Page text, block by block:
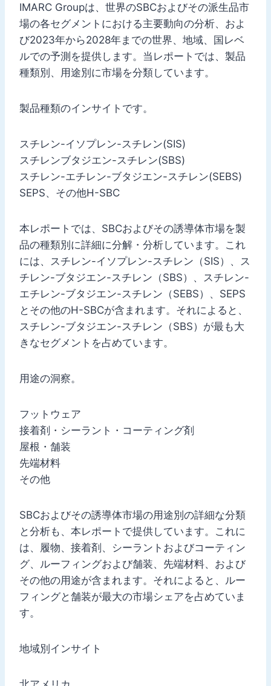
IMARC Groupは、世界のSBCおよびその派生品市
場の各セグメントにおける主要動向の分析、およ
び2023年から2028年までの世界、地域、国レベ
ルでの予測を提供します。当レポートでは、製品
種類別、用途別に市場を分類しています。
製品種類のインサイトです。
スチレン-イソプレン-スチレン(SIS)
スチレンブタジエン-スチレン(SBS)
スチレン-エチレン-ブタジエン-スチレン(SEBS)
SEPS、その他H-SBC
本レポートでは、SBCおよびその誘導体市場を製
品の種類別に詳細に分解・分析しています。これ
には、スチレン-イソプレン-スチレン（SIS）、ス
チレン-ブタジエン-スチレン（SBS）、スチレン-
エチレン-ブタジエン-スチレン（SEBS）、SEPS
とその他のH-SBCが含まれます。それによると、
スチレン-ブタジエン-スチレン（SBS）が最も大
きなセグメントを占めています。
用途の洞察。
フットウェア
接着剤・シーラント・コーティング剤
屋根・舗装
先端材料
その他
SBCおよびその誘導体市場の用途別の詳細な分類
と分析も、本レポートで提供しています。これに
は、履物、接着剤、シーラントおよびコーティン
グ、ルーフィングおよび舗装、先端材料、および
その他の用途が含まれます。それによると、ルー
フィングと舗装が最大の市場シェアを占めていま
す。
地域別インサイト